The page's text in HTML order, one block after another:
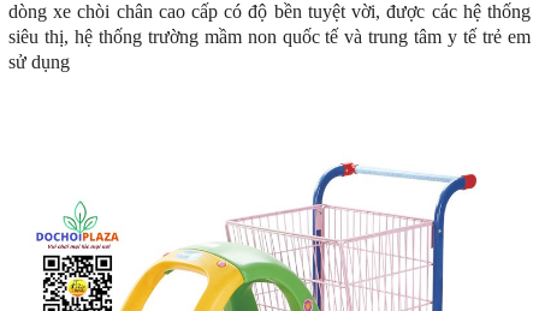
dòng xe chòi chân cao cấp có độ bền tuyệt vời, được các hệ thống
siêu thị, hệ thống trường mầm non quốc tế và trung tâm y tế trẻ em
sử dụng